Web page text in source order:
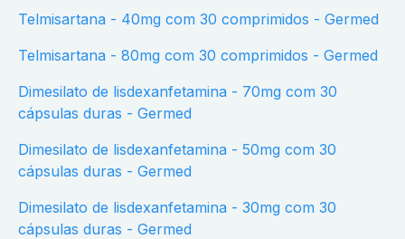
Telmisartana - 40mg com 30 comprimidos - Germed
Telmisartana - 80mg com 30 comprimidos - Germed
Dimesilato de lisdexanfetamina - 70mg com 30
cápsulas duras - Germed
Dimesilato de lisdexanfetamina - 50mg com 30
cápsulas duras - Germed
Dimesilato de lisdexanfetamina - 30mg com 30
cápsulas duras - Germed